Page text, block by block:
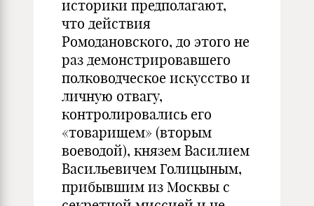
историки предполагают,
что действия
Ромодановского, до этого не
раз демонстрировавшего
полководческое искусство и
личную отвагу,
контролировались его
«товарищем» (вторым
воеводой), князем Василием
Васильевичем Голицыным,
прибывшим из Москвы с